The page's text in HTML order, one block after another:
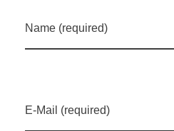
r
f
Name (required)
E-Mail (required)